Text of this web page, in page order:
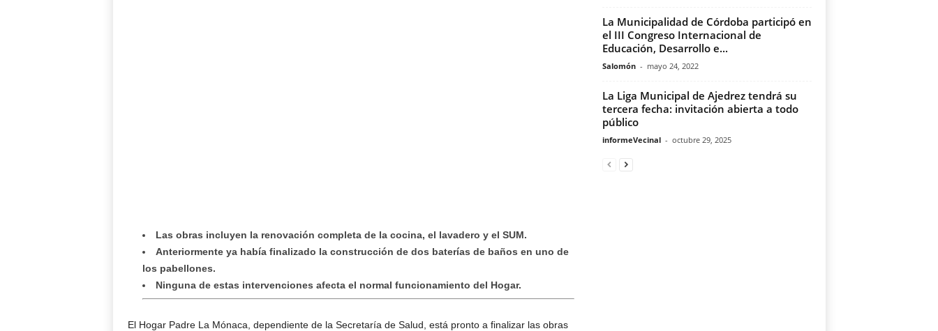
Las obras incluyen la renovación completa de la cocina, el lavadero y el SUM.
Anteriormente ya había finalizado la construcción de dos baterías de baños en uno de
los pabellones.
Ninguna de estas intervenciones afecta el normal funcionamiento del Hogar.
El Hogar Padre La Mónaca, dependiente de la Secretaría de Salud, está pronto a finalizar las obras
La Municipalidad de Córdoba participó en
el III Congreso Internacional de
Educación, Desarrollo e...
Salomón - mayo 24, 2022
La Liga Municipal de Ajedrez tendrá su
tercera fecha: invitación abierta a todo
público
informeVecinal - octubre 29, 2025